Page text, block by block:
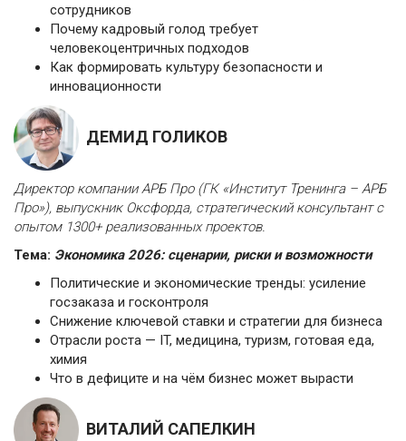
сотрудников
Почему кадровый голод требует
человекоцентричных подходов
Как формировать культуру безопасности и
инновационности
ДЕМИД ГОЛИКОВ
Директор компании АРБ Про (ГК «Институт Тренинга – АРБ
Про»), выпускник Оксфорда, стратегический консультант с
опытом 1300+ реализованных проектов.
Тема: Экономика 2026: сценарии, риски и возможности
Политические и экономические тренды: усиление
госзаказа и госконтроля
Снижение ключевой ставки и стратегии для бизнеса
Отрасли роста — IT, медицина, туризм, готовая еда,
химия
Что в дефиците и на чём бизнес может вырасти
ВИТАЛИЙ САПЕЛКИН